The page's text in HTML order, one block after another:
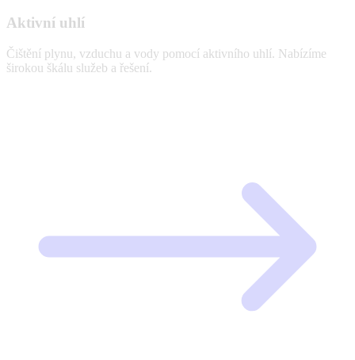
Aktivní uhlí
Čištění plynu, vzduchu a vody pomocí aktivního uhlí. Nabízíme
širokou škálu služeb a řešení.